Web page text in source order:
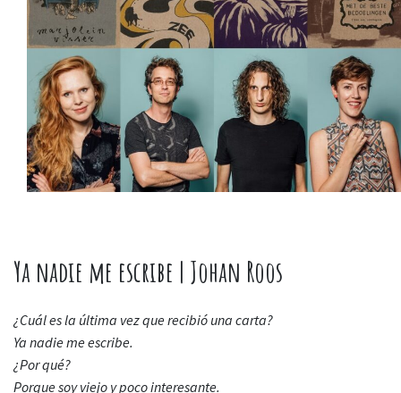
Ya nadie me escribe | Johan Roos
¿Cuál es la última vez que recibió una carta?
Ya nadie me escribe.
¿Por qué?
Porque soy viejo y poco interesante.